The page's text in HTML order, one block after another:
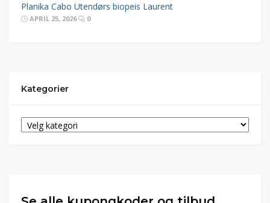
Planika Cabo Utendørs biopeis Laurent
APRIL 25, 2026 0
Kategorier